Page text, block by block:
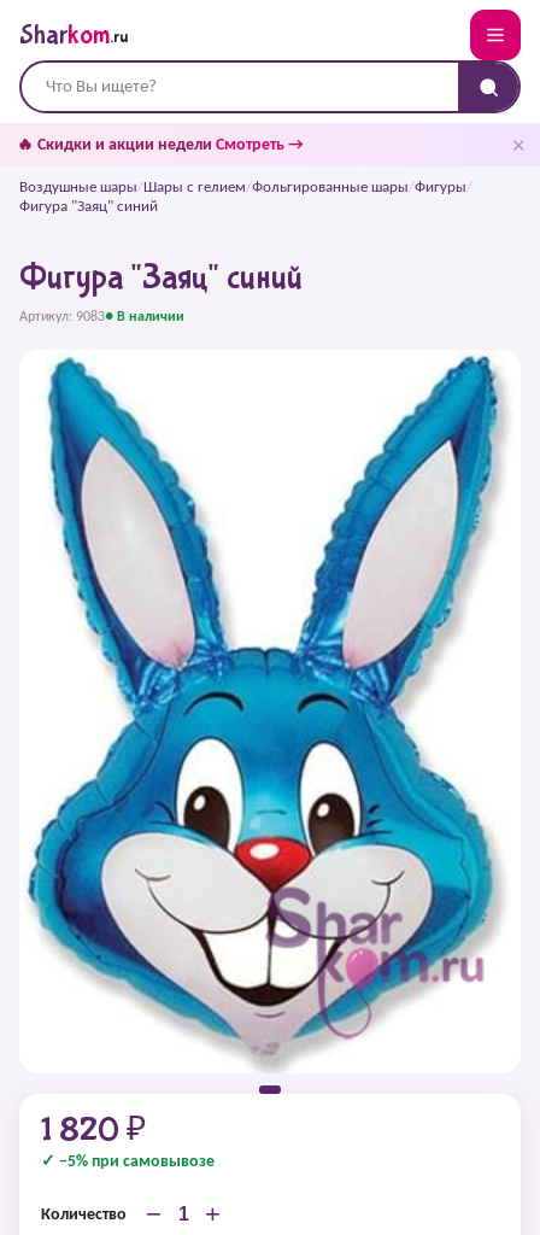
Sharkom.ru
🔥 Скидки и акции недели Смотреть → ✕
Воздушные шары/Шары с гелием/Фольгированные шары/Фигуры/
Фигура "Заяц" синий
Фигура "Заяц" синий
Артикул: 9083● В наличии
1 820 ₽
✓ −5% при самовывозе
Количество − +